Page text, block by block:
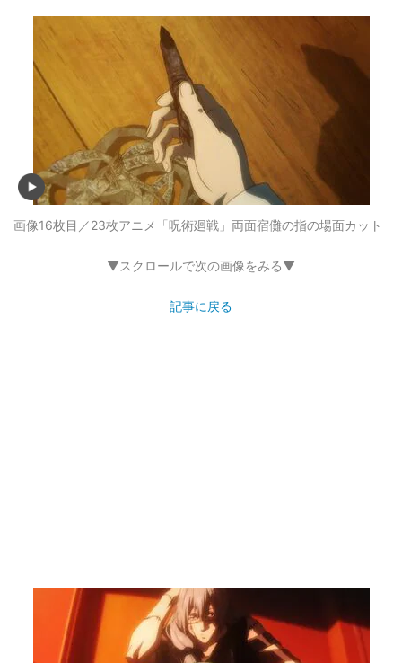
画像16枚目／23枚アニメ「呪術廻戦」両面宿儺の指の場面カット
▼スクロールで次の画像をみる▼
記事に戻る